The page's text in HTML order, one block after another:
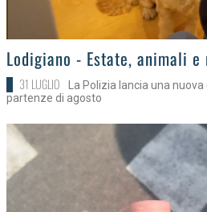
>Lodigiano - Estate, animali
31 LUGLIO
La Polizia lancia una
partenze di agosto